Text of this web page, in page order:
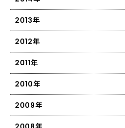
2013年
2012年
2011年
2010年
2009年